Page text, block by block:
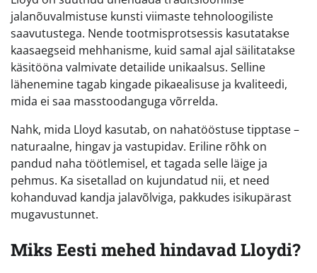
jalanõuvalmistuse kunsti viimaste tehnoloogiliste
saavutustega. Nende tootmisprotsessis kasutatakse
kaasaegseid mehhanisme, kuid samal ajal säilitatakse
käsitööna valmivate detailide unikaalsus. Selline
lähenemine tagab kingade pikaealisuse ja kvaliteedi,
mida ei saa masstoodanguga võrrelda.
Nahk, mida Lloyd kasutab, on nahatööstuse tipptase –
naturaalne, hingav ja vastupidav. Eriline rõhk on
pandud naha töötlemisel, et tagada selle läige ja
pehmus. Ka sisetallad on kujundatud nii, et need
kohanduvad kandja jalavõlviga, pakkudes isikupärast
mugavustunnet.
Miks Eesti mehed hindavad Lloydi?